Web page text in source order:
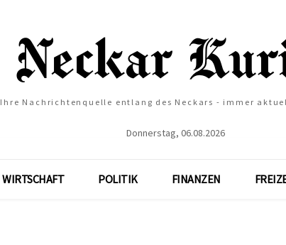
Ihre Nachrichtenquelle entlang des Neckars - immer
Donnerstag, 06.08.2026
WIRTSCHAFT POLITIK FINANZEN